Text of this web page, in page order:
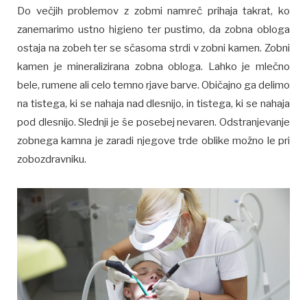
Do večjih problemov z zobmi namreč prihaja takrat, ko
zanemarimo ustno higieno ter pustimo, da zobna obloga
ostaja na zobeh ter se sčasoma strdi v zobni kamen. Zobni
kamen je mineralizirana zobna obloga. Lahko je mlečno
bele, rumene ali celo temno rjave barve. Običajno ga delimo
na tistega, ki se nahaja nad dlesnijo, in tistega, ki se nahaja
pod dlesnijo. Slednji je še posebej nevaren. Odstranjevanje
zobnega kamna je zaradi njegove trde oblike možno le pri
zobozdravniku.